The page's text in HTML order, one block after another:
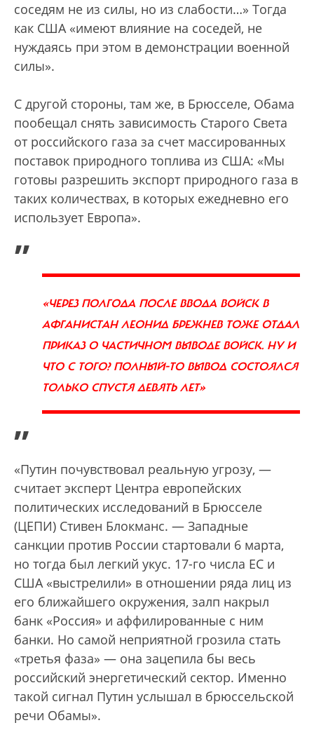
соседям не из силы, но из слабости…» Тогда
как США «имеют влияние на соседей, не
нуждаясь при этом в демонстрации военной
силы».
С другой стороны, там же, в Брюсселе, Обама
пообещал снять зависимость Старого Света
от российского газа за счет массированных
поставок природного топлива из США: «Мы
готовы разрешить экспорт природного газа в
таких количествах, в которых ежедневно его
использует Европа».
„
«ЧЕРЕЗ ПОЛГОДА ПОСЛЕ ВВОДА ВОЙСК В
АФГАНИСТАН ЛЕОНИД БРЕЖНЕВ ТОЖЕ ОТДАЛ
ПРИКАЗ О ЧАСТИЧНОМ ВЫВОДЕ ВОЙСК. НУ И
ЧТО С ТОГО? ПОЛНЫЙ-ТО ВЫВОД СОСТОЯЛСЯ
ТОЛЬКО СПУСТЯ ДЕВЯТЬ ЛЕТ»
”
«Путин почувствовал реальную угрозу, —
считает эксперт Центра европейских
политических исследований в Брюсселе
(ЦЕПИ) Стивен Блокманс. — Западные
санкции против России стартовали 6 марта,
но тогда был легкий укус. 17-го числа ЕС и
США «выстрелили» в отношении ряда лиц из
его ближайшего окружения, залп накрыл
банк «Россия» и аффилированные с ним
банки. Но самой неприятной грозила стать
«третья фаза» — она зацепила бы весь
российский энергетический сектор. Именно
такой сигнал Путин услышал в брюссельской
речи Обамы».